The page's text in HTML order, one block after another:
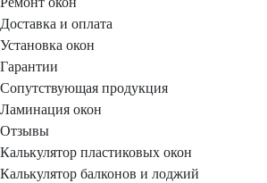
Доставка и оплата
Установка окон
Гарантии
Сопутствующая продукция
Ламинация окон
Отзывы
Калькулятор пластиковых окон
Калькулятор балконов и лоджий